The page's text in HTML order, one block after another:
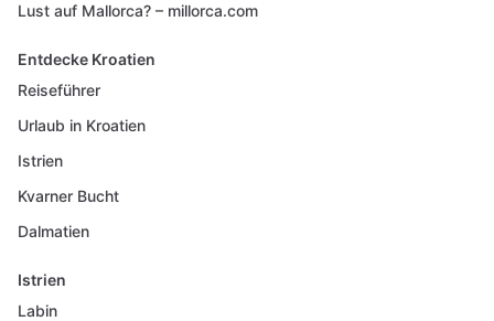
Lust auf Mallorca? – millorca.com
Entdecke Kroatien
Reiseführer
Urlaub in Kroatien
Istrien
Kvarner Bucht
Dalmatien
Istrien
Labin